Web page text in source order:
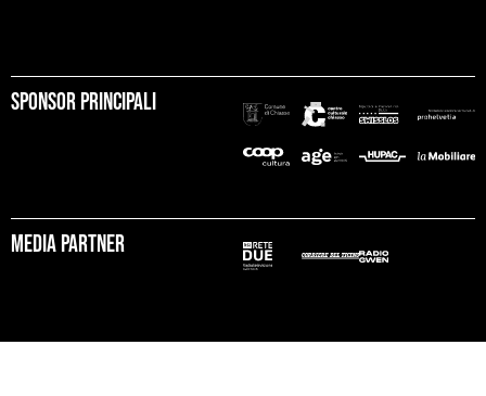
Sponsor principali
Media partner